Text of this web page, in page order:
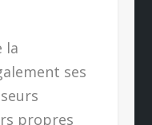
la
ses
propres